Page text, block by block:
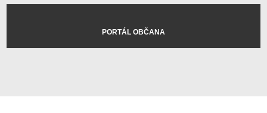
PORTÁL OBČANA